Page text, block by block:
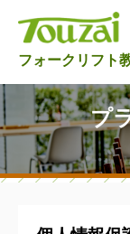
ン
ツ
へ
ス
キ
東
西
フ
ォ
ー
ク
フォークリフト
プ
西
フ
ォ
ー
リ
フ
ト